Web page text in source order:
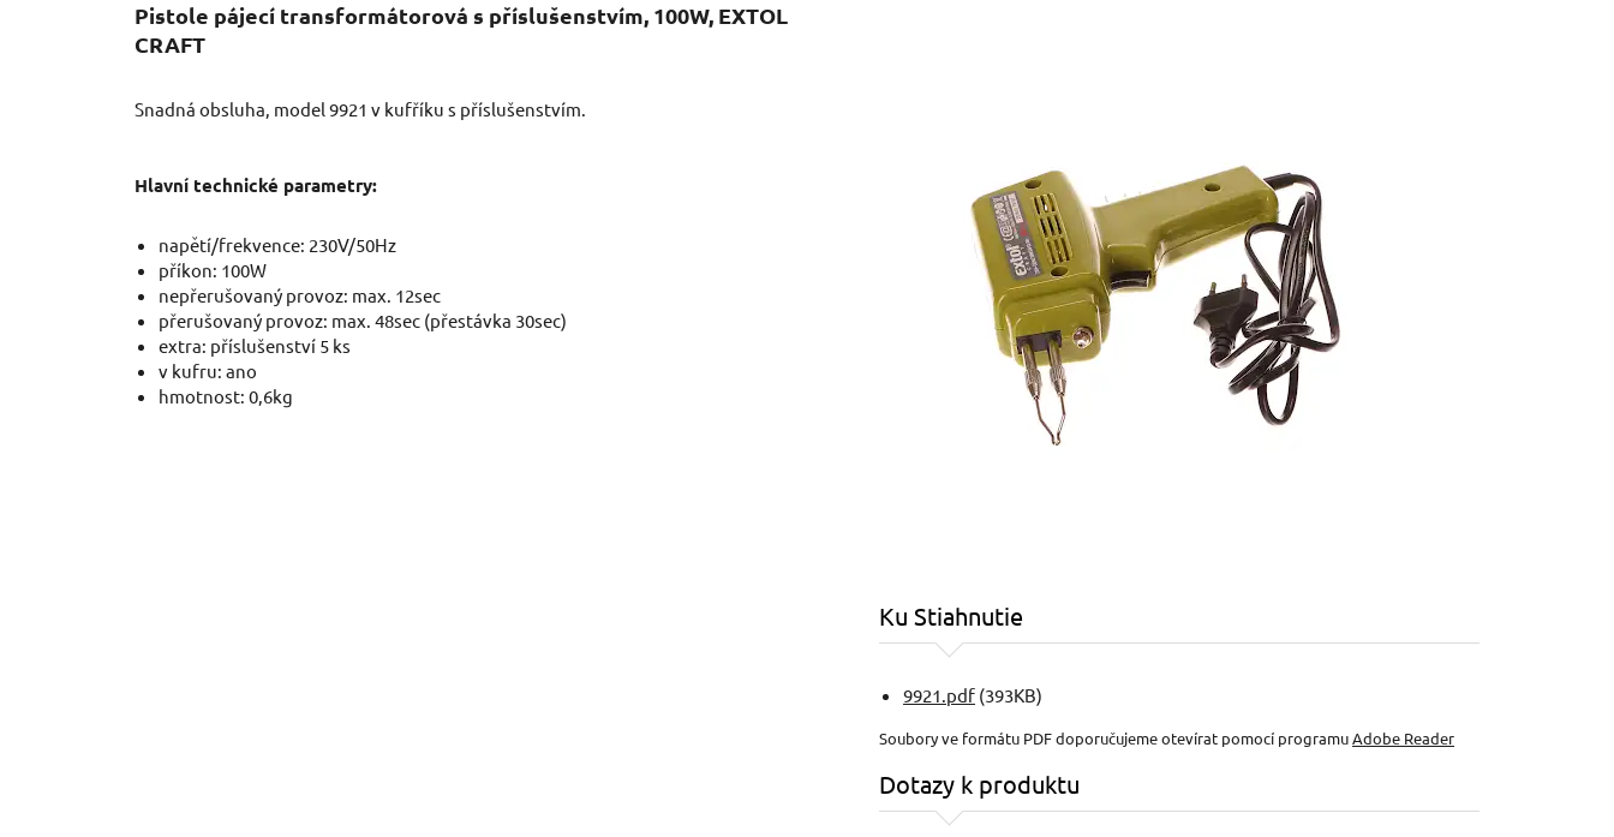
Pistole pájecí transformátorová s příslušenstvím, 100W, EXTOL
CRAFT
Snadná obsluha, model 9921 v kufříku s příslušenstvím.
Hlavní technické parametry:
napětí/frekvence: 230V/50Hz
příkon: 100W
nepřerušovaný provoz: max. 12sec
přerušovaný provoz: max. 48sec (přestávka 30sec)
extra: příslušenství 5 ks
v kufru: ano
hmotnost: 0,6kg
Ku Stiahnutie
9921.pdf (393KB)
Soubory ve formátu PDF doporučujeme otevírat pomocí programuAdobe Reader
Dotazy k produktu